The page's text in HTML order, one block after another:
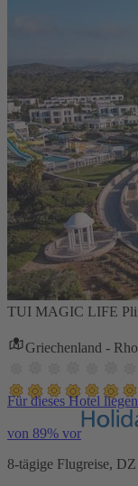
TUI MAGIC LIFE
Griechenland -
Für dieses Hotel
von 89% vor
8-tägige Flugreise,